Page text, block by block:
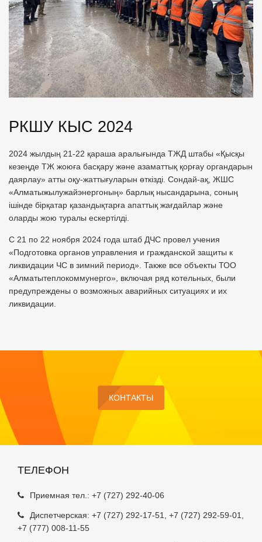
РКШУ КЫС 2024
2024 жылдың 21-22 қараша аралығында ТЖД штабы «Қысқы
кезеңде ТЖ жоюға басқару және азаматтық қорғау органдарын
даярлау» атты оқу-жаттығуларын өткізді. Сондай-ақ, ЖШС
«Алматыжылужайэнергоның» барлық нысандарына, соның
ішінде бірқатар қазандықтарға апаттық жағдайлар және
оларды жою туралы ескертілді.
С 21 по 22 ноября 2024 года штаб ДЧС провел учения
«Подготовка органов управления и гражданской защиты к
ликвидации ЧС в зимний период». Также все объекты ТОО
«Алматытеплокоммунерго», включая ряд котельных, были
предупреждены о возможных аварийных ситуациях и их
ликвидации.
КОНТАКТЫ
ТЕЛЕФОН
Приемная тел.: +7 (727) 292-40-06
Диспетчерская: +7 (727) 292-17-51 +7 (727) 292-59-01
+7 (777) 008-11-55